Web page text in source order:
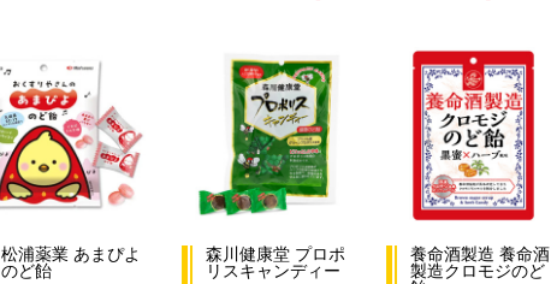
松浦薬業 あまぴよ
のど飴
森川健康堂 プロポ
リスキャンディー
養命酒製造 養命酒
製造クロモジのど